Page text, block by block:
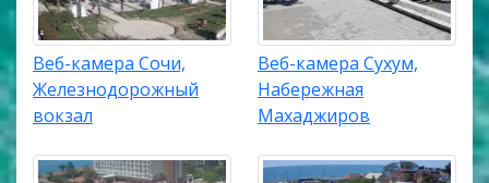
Веб-камера Сочи,
Железнодорожный
вокзал
Веб-камера Сухум,
Набережная
Махаджиров